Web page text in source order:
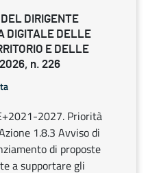
DIRIGENTE
DIGITALE DELLE
E DELLE
2026, n. 226
2027. Priorità
1.8.3 Avviso di
di proposte
a supportare gli